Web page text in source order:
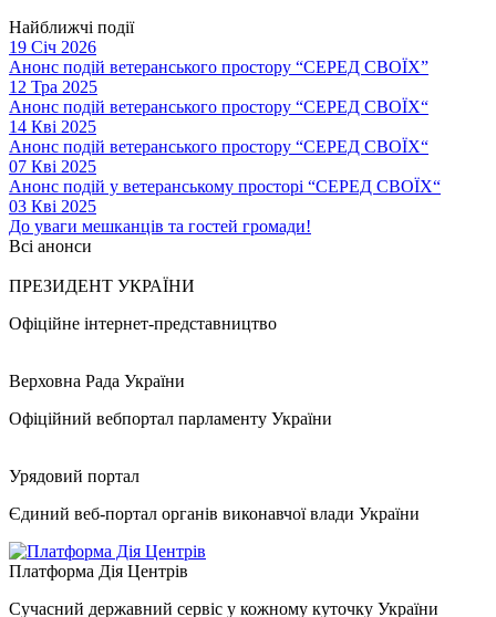
Найближчі події
19 Січ 2026
Анонс подій ветеранського простору “СЕРЕД СВОЇХ”
12 Тра 2025
Анонс подій ветеранського простору “СЕРЕД СВОЇХ“
14 Кві 2025
Анонс подій ветеранського простору “СЕРЕД СВОЇХ“
07 Кві 2025
Анонс подій у ветеранському просторі “СЕРЕД СВОЇХ“
03 Кві 2025
До уваги мешканців та гостей громади!
Всі анонси
ПРЕЗИДЕНТ УКРАЇНИ
Офіційне інтернет-представництво
Верховна Рада України
Офіційний вебпортал парламенту України
Урядовий портал
Єдиний веб-портал органів виконавчої влади України
Платформа Дія Центрів
Сучасний державний сервіс у кожному куточку України